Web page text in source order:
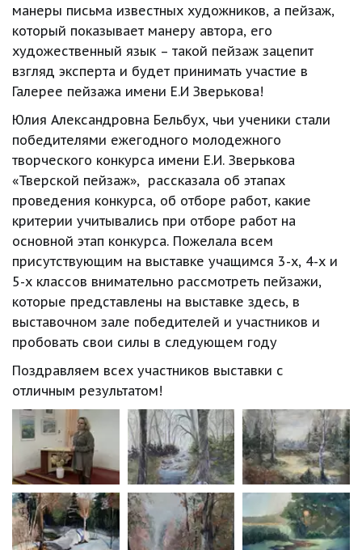
манеры письма известных художников, а пейзаж,
который показывает манеру автора, его
художественный язык – такой пейзаж зацепит
взгляд эксперта и будет принимать участие в
Галерее пейзажа имени Е.И Зверькова!
Юлия Александровна Бельбух, чьи ученики стали
победителями ежегодного молодежного
творческого конкурса имени Е.И. Зверькова
«Тверской пейзаж»,  рассказала об этапах
проведения конкурса, об отборе работ, какие
критерии учитывались при отборе работ на
основной этап конкурса. Пожелала всем
присутствующим на выставке учащимся 3-х, 4-х и
5-х классов внимательно рассмотреть пейзажи,
которые представлены на выставке здесь, в
выставочном зале победителей и участников и
пробовать свои силы в следующем году
Поздравляем всех участников выставки с
отличным результатом!